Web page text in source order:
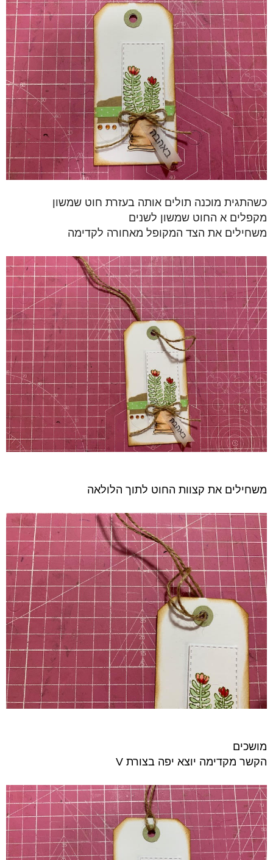
כשהתגית מוכנה תולים אותה בעזרת חוט שמשון
מקפלים א החוט שמשון לשנים
משחילים את הצד המקופל מאחורה לקדימה
משחילים את קצוות החוט לתוך הלולאה
מושכים
הקשר מקדימה יוצא יפה בצורת V